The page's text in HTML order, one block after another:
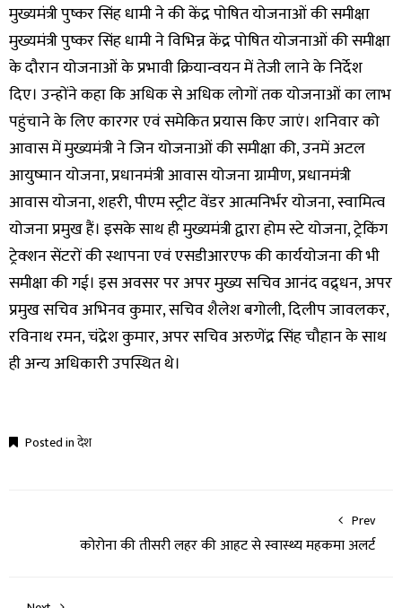
मुख्यमंत्री पुष्कर सिंह धामी ने की केंद्र पोषित योजनाओं की समीक्षा
मुख्यमंत्री पुष्कर सिंह धामी ने विभिन्न केंद्र पोषित योजनाओं की समीक्षा
के दौरान योजनाओं के प्रभावी क्रियान्वयन में तेजी लाने के निर्देश
दिए। उन्होंने कहा कि अधिक से अधिक लोगों तक योजनाओं का लाभ
पहुंचाने के लिए कारगर एवं समेकित प्रयास किए जाएं। शनिवार को
आवास में मुख्यमंत्री ने जिन योजनाओं की समीक्षा की, उनमें अटल
आयुष्मान योजना, प्रधानमंत्री आवास योजना ग्रामीण, प्रधानमंत्री
आवास योजना, शहरी, पीएम स्ट्रीट वेंडर आत्मनिर्भर योजना, स्वामित्व
योजना प्रमुख हैं। इसके साथ ही मुख्यमंत्री द्वारा होम स्टे योजना, ट्रेकिंग
ट्रेक्शन सेंटरों की स्थापना एवं एसडीआरएफ की कार्ययोजना की भी
समीक्षा की गई। इस अवसर पर अपर मुख्य सचिव आनंद वद्र्धन, अपर
प्रमुख सचिव अभिनव कुमार, सचिव शैलेश बगोली, दिलीप जावलकर,
रविनाथ रमन, चंद्रेश कुमार, अपर सचिव अरुणेंद्र सिंह चौहान के साथ
ही अन्य अधिकारी उपस्थित थे।
Posted inदेश
Prev
कोरोना की तीसरी लहर की आहट से स्वास्थ्य महकमा अलर्ट